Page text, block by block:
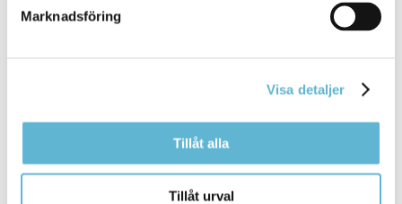
Marknadsföring
Visa detaljer
Tillåt alla
Tillåt urval
Energispartips kroatiska
Energispartips sydkurdiska
Energirådgivarnas webbplats